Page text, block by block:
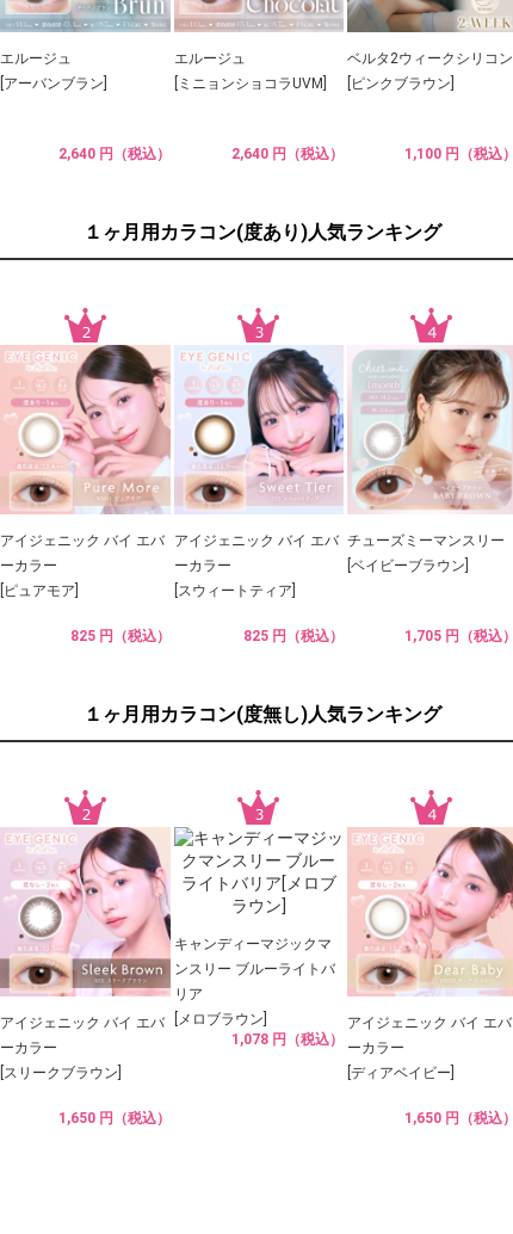
エルージュ
[アーバンブラン]
2,640 円（税込）
エルージュ
[ミニョンショコラUVM]
2,640 円（税込）
ベルタ2ウィークシリコン
[ピンクブラウン]
1,100 円（税込）
１ヶ月用カラコン(度あり)人気ランキング
アイジェニック バイ エバ
ーカラー
[ピュアモア]
825 円（税込）
アイジェニック バイ エバ
ーカラー
[スウィートティア]
825 円（税込）
チューズミーマンスリー
[ベイビーブラウン]
1,705 円（税込）
１ヶ月用カラコン(度無し)人気ランキング
アイジェニック バイ エバ
ーカラー
[スリークブラウン]
1,650 円（税込）
キャンディーマジックマ
ンスリー ブルーライトバ
リア
[メロブラウン]
1,078 円（税込）
アイジェニック バイ エバ
ーカラー
[ディアベイビー]
1,650 円（税込）